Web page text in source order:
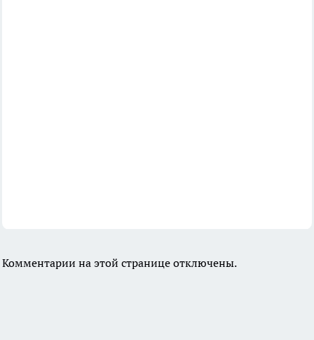
Комментарии на этой странице отключены.